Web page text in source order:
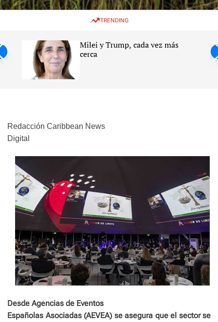
w
c
e
e
TRENDING
Milei y Trump, cada vez más
cerca
Redacción Caribbean News
Digital
Desde Agencias de Eventos
Españolas Asociadas (AEVEA) se asegura que el sector se